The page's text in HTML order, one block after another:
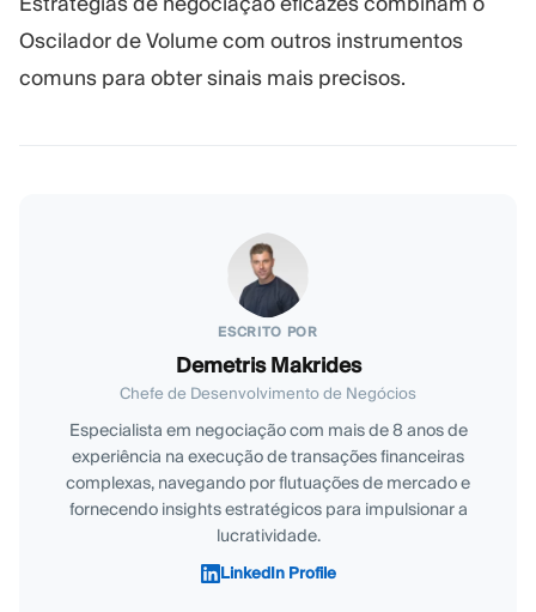
Oscilador de Volume com outros instrumentos
comuns para obter sinais mais precisos.
ESCRITO POR
Demetris Makrides
Chefe de Desenvolvimento de Negócios
Especialista em negociação com mais de 8 anos de
experiência na execução de transações financeiras
complexas, navegando por flutuações de mercado e
fornecendo insights estratégicos para impulsionar a
lucratividade.
LinkedIn Profile